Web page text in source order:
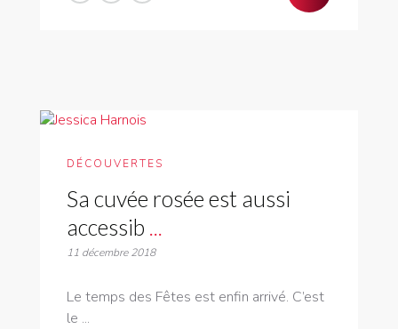
DÉCOUVERTES
Sa cuvée rosée est aussi
accessib
11 décembre 2018
Le temps des Fêtes est enfin arrivé. C’est
le ...